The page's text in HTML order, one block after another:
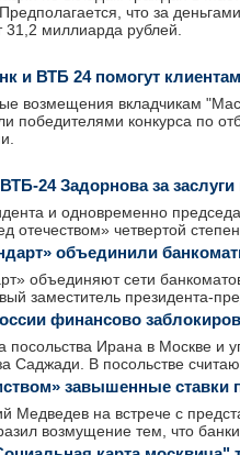
что за
31,2 миллиарда рублей.
и ВТБ 24 помогут
возмещения вкладчикам
победителями конкурса по
24 Задорнова за
и одновременно
отечеством» четвертой
объединили
объединяют сети
заместитель президента-
финансово
посольства Ирана в Москве и
Саджади. В посольстве
завышенные ставки
Медведев на встрече с
возмущение тем, что